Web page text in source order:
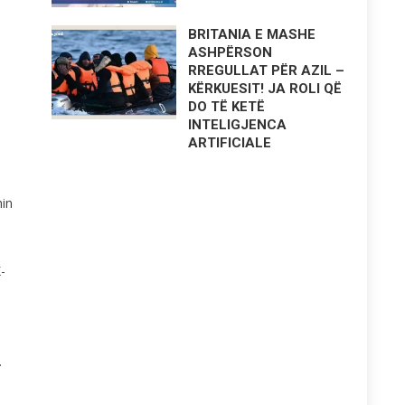
BRITANIA E MASHE
ASHPËRSON
RREGULLAT PËR AZIL –
KËRKUESIT! JA ROLI QË
DO TË KETË
INTELIGJENCA
ARTIFICIALE